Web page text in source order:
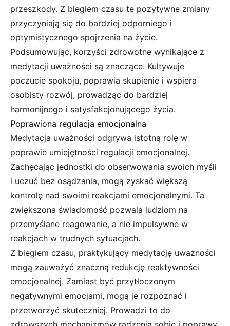
przeszkody. Z biegiem czasu te pozytywne zmiany
przyczyniają się do bardziej odporniego i
optymistycznego spojrzenia na życie.
Podsumowując, korzyści zdrowotne wynikające z
medytacji uważności są znaczące. Kultywuje
poczucie spokoju, poprawia skupienie i wspiera
osobisty rozwój, prowadząc do bardziej
harmonijnego i satysfakcjonującego życia.
Poprawiona regulacja emocjonalna
Medytacja uważności odgrywa istotną rolę w
poprawie umiejętności regulacji emocjonalnej.
Zachęcając jednostki do obserwowania swoich myśli
i uczuć bez osądzania, mogą zyskać większą
kontrolę nad swoimi reakcjami emocjonalnymi. Ta
zwiększona świadomość pozwala ludziom na
przemyślane reagowanie, a nie impulsywne w
reakcjach w trudnych sytuacjach.
Z biegiem czasu, praktykujący medytację uważności
mogą zauważyć znaczną redukcję reaktywności
emocjonalnej. Zamiast być przytłoczonym
negatywnymi emocjami, mogą je rozpoznać i
przetworzyć skuteczniej. Prowadzi to do